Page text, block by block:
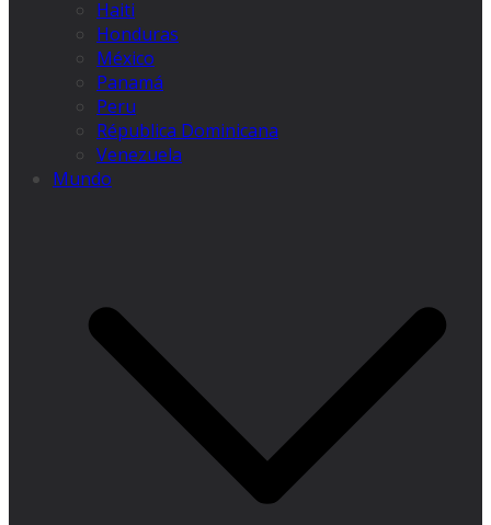
Haiti
Honduras
México
Panamá
Peru
Républica Dominicana
Venezuela
Mundo